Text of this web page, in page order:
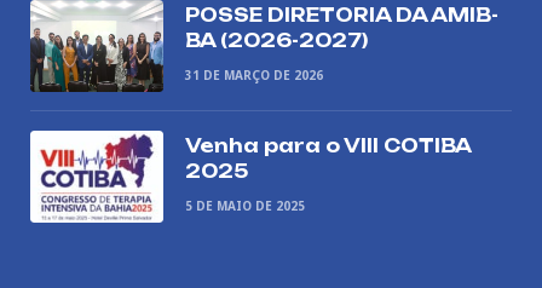
POSSE DIRETORIA DA AMIB-
BA (2026-2027)
31 DE MARÇO DE 2026
Venha para o VIII COTIBA
2025
5 DE MAIO DE 2025